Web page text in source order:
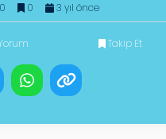
0 0 3 yıl önce
Takip Et